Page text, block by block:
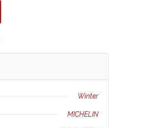
Winter
MICHELIN